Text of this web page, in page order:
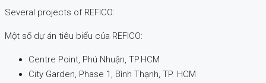
Several projects of REFICO:
Một số dự án tiêu biểu của REFICO:
Centre Point, Phú Nhuận, TP.HCM
City Garden, Phase 1, Bình Thạnh, TP. HCM